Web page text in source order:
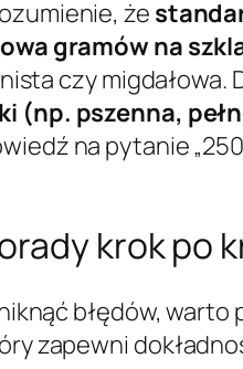
że
gramów na
czy
(np. pszenna,
na pytanie
krok po
błędów,
zapewni